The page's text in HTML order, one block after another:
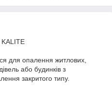
KALITE
для опалення житлових,
або будинків з
закритого типу.